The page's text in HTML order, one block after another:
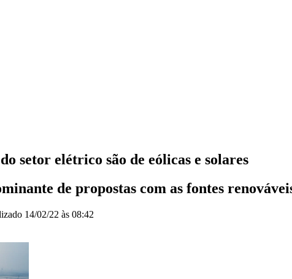
setor elétrico são de eólicas e solares
de propostas com as fontes
14/02/22 às 08:42